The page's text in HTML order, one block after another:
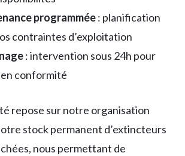
programmée: planification
contraintes d’exploitation
: intervention sous 24h pour
conformité
repose sur notre organisation
stock permanent d’extincteurs
nous permettant de